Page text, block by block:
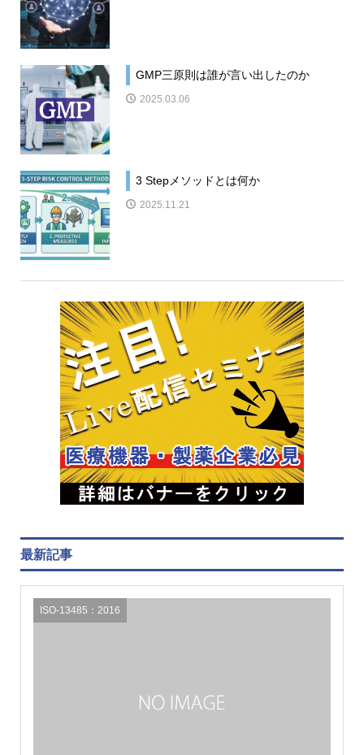
GMP三原則は誰が言い出したのか
2025.03.06
3 Stepメソッドとは何か
2025.11.21
最新記事
ISO-13485：2016